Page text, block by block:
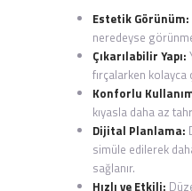
Estetik Görünüm:
neredeyse
Çıkarılabilir Yapı:
fırçalarken kolayca
Konforlu
kıyasla daha az
Dijital Planlama:
simüle edilerek
sağlanır.
Hızlı ve Etkili: